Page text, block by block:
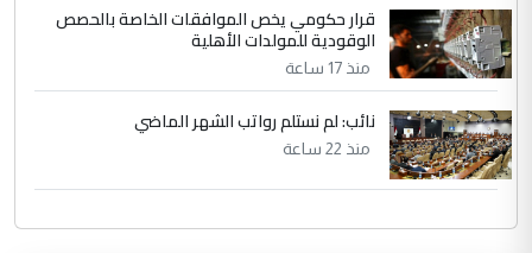
قرار حكومي يخص الموافقات الخاصة بالحصص
الوقودية للمولدات الأهلية
منذ 17 ساعة
نائب: لم نستلم رواتب الشهر الماضي
منذ 22 ساعة